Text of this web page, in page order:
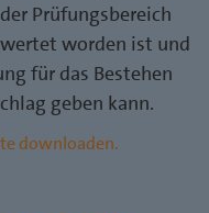
Prüfungsbereich
worden ist und
für das Bestehen
geben kann.
downloaden.